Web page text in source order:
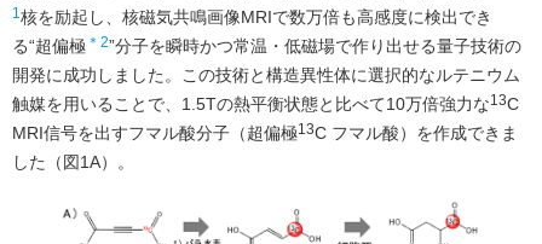
1核を励起し、核磁気共鳴画像MRIで数万倍も高感度に検出でき
る“超偏極 ＊2”分子を瞬時かつ常温・低磁場で作り出せる量子技術の
開発に成功しました。この技術と構造異性体に選択的なルテニウム
触媒を用いることで、1.5Tの熱平衡状態と比べて10万倍強力な13C
MRI信号を出すフマル酸分子（超偏極13C フマル酸）を作成できま
した（図1A）。